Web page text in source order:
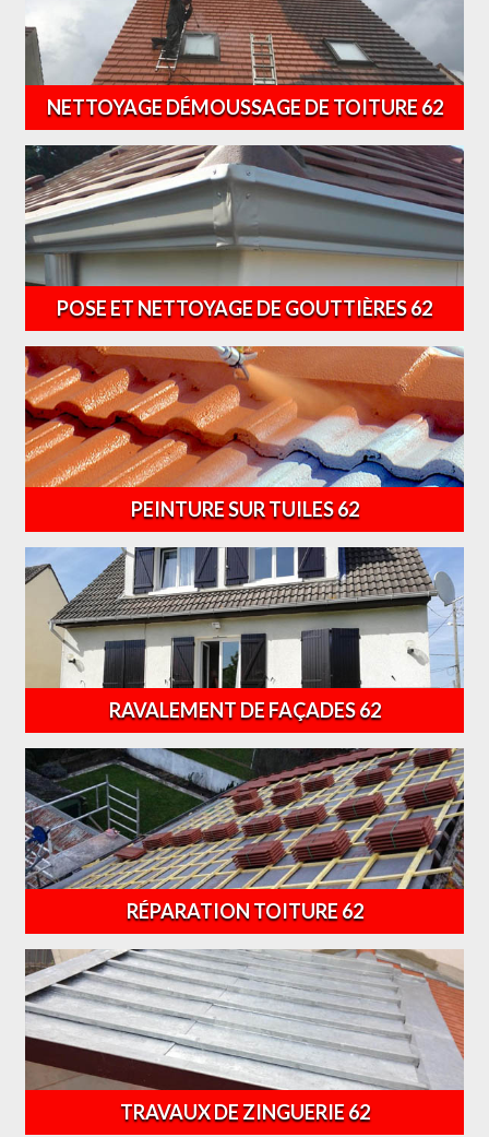
NETTOYAGE DÉMOUSSAGE DE TOITURE 62
POSE ET NETTOYAGE DE GOUTTIÈRES 62
PEINTURE SUR TUILES 62
RAVALEMENT DE FAÇADES 62
RÉPARATION TOITURE 62
TRAVAUX DE ZINGUERIE 62